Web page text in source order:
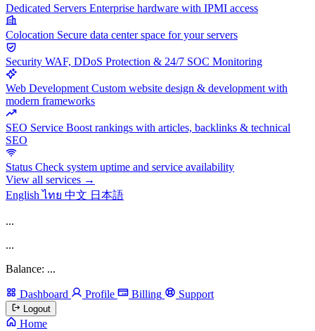
Dedicated Servers Enterprise hardware with IPMI access
Colocation Secure data center space for your servers
Security WAF, DDoS Protection & 24/7 SOC Monitoring
Web Development Custom website design & development with
modern frameworks
SEO Service Boost rankings with articles, backlinks & technical
SEO
Status Check system uptime and service availability
View all services →
Englishไทย 中文 日本語
...
...
Balance: ...
Dashboard Profile Billing Support
Logout
Home